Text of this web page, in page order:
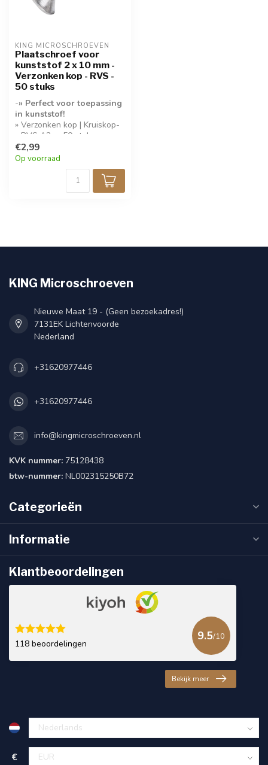
KING MICROSCHROEVEN
Plaatschroef voor
kunststof 2 x 10 mm -
Verzonken kop - RVS -
50 stuks
-» Perfect voor toepassing
in kunststof!
» Verzonken kop | Kruiskop-
» RVS A2- » 50 stuks per
verpakking-
€2,99
Op voorraad
KING Microschroeven
Nieuwe Maat 19 - (Geen bezoekadres!)
7131EK Lichtenvoorde
Nederland
+31620977446
+31620977446
info@kingmicroschroeven.nl
KVK nummer: 75128438
btw-nummer: NL002315250B72
Categorieën
Informatie
Klantbeoordelingen
118 beoordelingen
9.5/10
Bekijk meer
€